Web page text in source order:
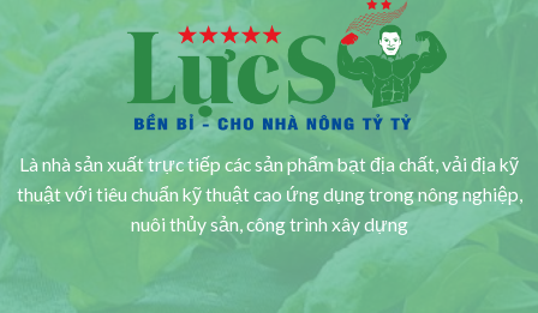
Là nhà sản xuất trực tiếp các sản phẩm bạt địa chất, vải địa kỹ
thuật với tiêu chuẩn kỹ thuật cao ứng dụng trong nông nghiệp,
nuôi thủy sản, công trình xây dựng